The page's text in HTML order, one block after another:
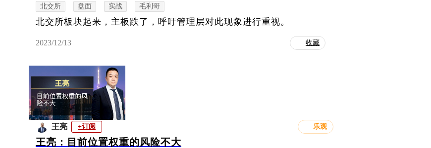
北交所 盘面 实战 毛利哥
北交所板块起来，主板跌了，呼吁管理层对此现象进行重视。
2023/12/13 收藏
王亮 +订阅 乐观
王亮：目前位置权重的风险不大